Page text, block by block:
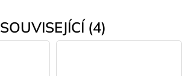
SOUVISEJÍCÍ (4)